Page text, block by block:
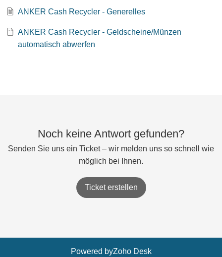
ANKER Cash Recycler - Generelles
ANKER Cash Recycler - Geldscheine/Münzen
automatisch abwerfen
Noch keine Antwort gefunden?
Senden Sie uns ein Ticket – wir melden uns so schnell wie
möglich bei Ihnen.
Ticket erstellen
Powered byZoho Desk